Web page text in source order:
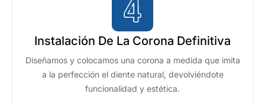
Instalación De La Corona Definitiva
Diseñamos y colocamos una corona a medida que imita
a la perfección el diente natural, devolviéndote
funcionalidad y estética.